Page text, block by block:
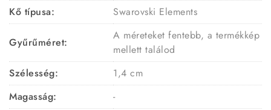
Kő típusa:
Swarovski Elements
Gyűrűméret:
A méreteket fentebb, a termékkép
mellett találod
Szélesség:
1,4 cm
Magasság:
-